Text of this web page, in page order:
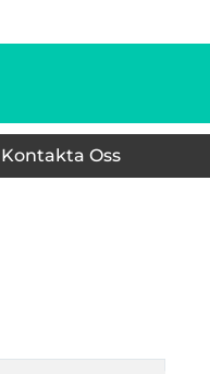
Kontakta Oss